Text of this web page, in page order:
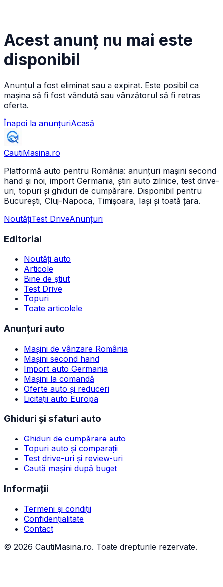
Acest anunț nu mai este
disponibil
Anunțul a fost eliminat sau a expirat. Este posibil ca
mașina să fi fost vândută sau vânzătorul să fi retras
oferta.
Înapoi la anunțuriAcasă
CautiMasina.ro
Platformă auto pentru România: anunțuri mașini second
hand și noi, import Germania, știri auto zilnice, test drive-
uri, topuri și ghiduri de cumpărare. Disponibil pentru
București, Cluj-Napoca, Timișoara, Iași și toată țara.
NoutățiTest DriveAnunțuri
Editorial
Noutăți auto
Articole
Bine de știut
Test Drive
Topuri
Toate articolele
Anunțuri auto
Mașini de vânzare România
Mașini second hand
Import auto Germania
Mașini la comandă
Oferte auto și reduceri
Licitații auto Europa
Ghiduri și sfaturi auto
Ghiduri de cumpărare auto
Topuri auto și comparații
Test drive-uri și review-uri
Caută mașini după buget
Informații
Termeni și condiții
Confidențialitate
Contact
© 2026 CautiMasina.ro. Toate drepturile rezervate.